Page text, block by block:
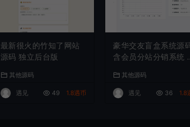
最新很火的竹知了网站
源码 独立后台版
其他源码
遇见 49 1.8遇币
豪华交友盲盒系统源
含会员分站分销系统
其他源码
遇见 36 1.8